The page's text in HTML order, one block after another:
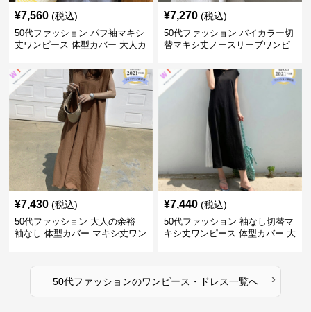
¥7,560 (税込)
50代ファッション パフ袖マキシ
丈ワンピース 体型カバー 大人カ
¥7,270 (税込)
50代ファッション バイカラー切
替マキシ丈ノースリーブワンピ
¥7,430 (税込)
50代ファッション 大人の余裕
袖なし 体型カバー マキシ丈ワン
¥7,440 (税込)
50代ファッション 袖なし切替マ
キシ丈ワンピース 体型カバー 大
50代ファッションのワンピース・ドレス一覧へ ›